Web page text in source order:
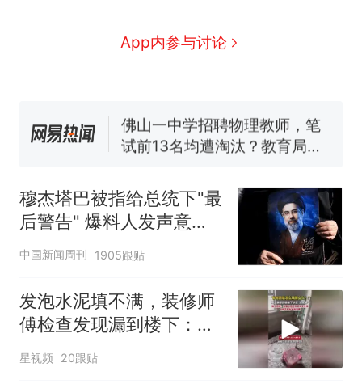
App内参与讨论
人生
新 费大厨“全国小炒肉大王”称
号，仅凭视频评出？中国烹饪
佛山一中学招聘物理教师，笔
试前13名均遭淘汰？教育局：
核查
力已达15级 最新研判
享界G9车型预售价公布：
43.98万起
热 那个在床头放菜刀的女孩，
人生
穆杰塔巴被指给总统下"最
后警告" 爆料人发声意味
深长
中国新闻周刊 1905跟贴
发泡水泥填不满，装修师
傅检查发现漏到楼下：出
风口未延伸到外墙
星视频 20跟贴